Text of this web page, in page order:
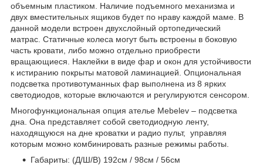
объемным пластиком. Наличие подъемного механизма и
двух вместительных ящиков будет по нраву каждой маме. В
данной модели встроен двухслойный ортопедический
матрас. Статичные колеса могут быть встроены в боковую
часть кровати, либо можно отдельно приобрести
вращающиеся. Наклейки в виде фар и окон для устойчивости
к истиранию покрыты матовой ламинацией. Опциональная
подсветка противотуманных фар выполнена из 8 ярких
светодиодов, которые включаются и регулируются сенсором.
Многофункциональная опция ателье Mebelev – подсветка
дна. Она представляет собой светодиодную ленту,
находящуюся на дне кроватки и радио пульт, управляя
которым можно комбинировать разные режимы работы.
Габариты: (Д/Ш/В) 192см / 98см / 56см